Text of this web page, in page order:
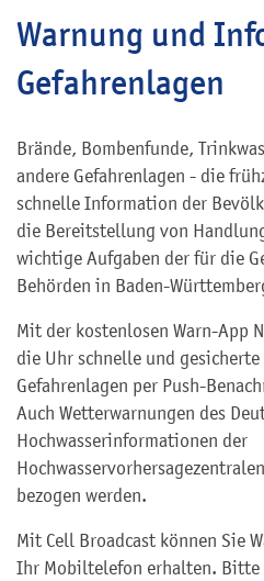
Warnung und
Gefahrenlagen
Brände, Bombenfunde,
andere Gefahrenlagen - die
schnelle Information der
die Bereitstellung von
wichtige Aufgaben der für die
Behörden in Baden-
Mit der kostenlosen Warn-App
die Uhr schnelle und
Gefahrenlagen per Push-
Auch Wetterwarnungen des
Hochwasserinformationen der
bezogen werden.
Mit Cell Broadcast können Sie
Ihr Mobiltelefon erhalten. Bitte